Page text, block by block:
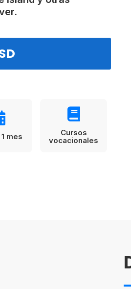
Estudia Business en
mes
Cursos
vocacionales